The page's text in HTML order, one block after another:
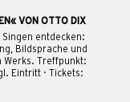
VON OTTO DIX
entdecken:
Bildsprache und
Werks. Treffpunkt:
Eintritt · Tickets: